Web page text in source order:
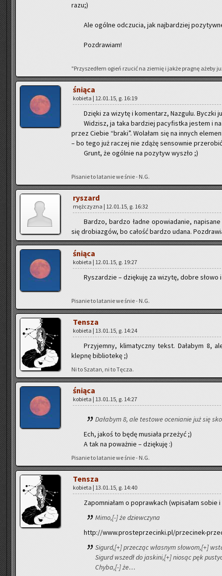
ra­zu;)
Ale ogól­ne od­czu­cia, jak naj­bar­dziej
Po­zdra­wiam!
"Przy­sze­dłem ogień rzu­cić na zie­mię i jakże pra­gnę ażeby
śnią­ca
ko­bie­ta | 12.01.15, g. 16:19
Dzię­ki za wi­zy­tę i ko­men­tarz, Na­zgu­lu. Bycz­ki
Wi­dzisz, ja taka bar­dziej pa­cy­fist­ka je­stem i
przez Cie­bie “braki”. Wo­la­łam się na in­nych
– bo tego już ra­czej nie zdążę sen­sow­nie
Grunt, że ogól­nie na po­zy­tyw wy­szło ;)
Pi­sa­nie to la­ta­nie we śnie - N.G.
ry­szard
męż­czy­zna | 12.01.15, g. 16:32
Bar­dzo, bar­dzo ładne opo­wia­da­nie,
się dro­bia­zgów, bo ca­łość bar­dzo udana.
śnią­ca
ko­bie­ta | 12.01.15, g. 19:27
Ry­szar­dzie – dzię­ku­ję za wi­zy­tę, dobre słowo
Pi­sa­nie to la­ta­nie we śnie - N.G.
Ten­sza
ko­bie­ta | 13.01.15, g. 14:24
Przy­jem­ny, kli­ma­tycz­ny tekst. Da­ła­bym 8,
klep­nę bi­blio­te­kę ;)
Ni to Sza­tan, ni to Tęcza.
śnią­ca
ko­bie­ta | 13.01.15, g. 14:27
Da­ła­bym 8, ale te­sto­we oce­nia­nie już się
Ech, jakoś to będę mu­sia­ła prze­żyć ;)
A tak na po­waż­nie – dzię­ku­ję :)
Pi­sa­nie to la­ta­nie we śnie - N.G.
Ten­sza
ko­bie­ta | 13.01.15, g. 14:40
Za­po­mnia­łam o po­praw­kach (wpi­sa­łam sobie
Mimo,[-] że dziew­czy­na
http://www.prosteprzecinki.pl/przecinek-
Si­gurd,[+] prze­cząc wła­snym sło­wom,[+]
Si­gurd wszedł do ja­ski­ni,[+] nio­sąc pęk
Chyba,[-] że…